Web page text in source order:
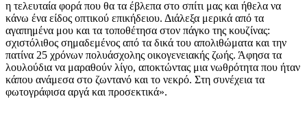
η τελευταία φορά που θα τα έβλεπα στο σπίτι μας και ήθελα να
κάνω ένα είδος οπτικού επικήδειου. Διάλεξα μερικά από τα
αγαπημένα μου και τα τοποθέτησα στον πάγκο της κουζίνας:
σχιστόλιθος σημαδεμένος από τα δικά του απολιθώματα και την
πατίνα 25 χρόνων πολυάσχολης οικογενειακής ζωής. Άφησα τα
λουλούδια να μαραθούν λίγο, αποκτώντας μια νωθρότητα που ήταν
κάπου ανάμεσα στο ζωντανό και το νεκρό. Στη συνέχεια τα
φωτογράφισα αργά και προσεκτικά».